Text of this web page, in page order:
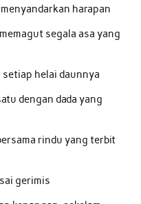
harapan
segala asa yang
helai daunnya
dengan dada yang
rindu yang terbit
gerimis